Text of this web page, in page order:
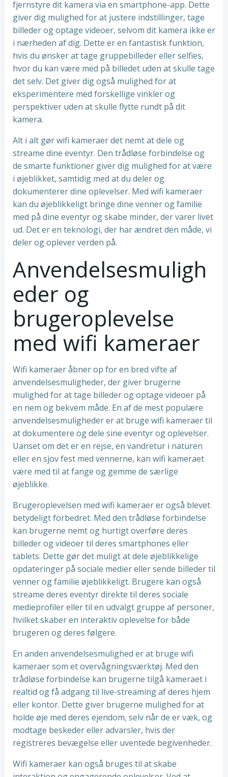
fjernstyre dit kamera via en smartphone-app. Dette
giver dig mulighed for at justere indstillinger, tage
billeder og optage videoer, selvom dit kamera ikke er
i nærheden af dig. Dette er en fantastisk funktion,
hvis du ønsker at tage gruppebilleder eller selfies,
hvor du kan være med på billedet uden at skulle tage
det selv. Det giver dig også mulighed for at
eksperimentere med forskellige vinkler og
perspektiver uden at skulle flytte rundt på dit
kamera.
Alt i alt gør wifi kameraer det nemt at dele og
streame dine eventyr. Den trådløse forbindelse og
de smarte funktioner giver dig mulighed for at være
i øjeblikket, samtidig med at du deler og
dokumenterer dine oplevelser. Med wifi kameraer
kan du øjeblikkeligt bringe dine venner og familie
med på dine eventyr og skabe minder, der varer livet
ud. Det er en teknologi, der har ændret den måde, vi
deler og oplever verden på.
Anvendelsesmuligh
eder og
brugeroplevelse
med wifi kameraer
Wifi kameraer åbner op for en bred vifte af
anvendelsesmuligheder, der giver brugerne
mulighed for at tage billeder og optage videoer på
en nem og bekvem måde. En af de mest populære
anvendelsesmuligheder er at bruge wifi kameraer til
at dokumentere og dele sine eventyr og oplevelser.
Uanset om det er en rejse, en vandretur i naturen
eller en sjov fest med vennerne, kan wifi kameraet
være med til at fange og gemme de særlige
øjeblikke.
Brugeroplevelsen med wifi kameraer er også blevet
betydeligt forbedret. Med den trådløse forbindelse
kan brugerne nemt og hurtigt overføre deres
billeder og videoer til deres smartphones eller
tablets. Dette gør det muligt at dele øjeblikkelige
opdateringer på sociale medier eller sende billeder til
venner og familie øjeblikkeligt. Brugere kan også
streame deres eventyr direkte til deres sociale
medieprofiler eller til en udvalgt gruppe af personer,
hvilket skaber en interaktiv oplevelse for både
brugeren og deres følgere.
En anden anvendelsesmulighed er at bruge wifi
kameraer som et overvågningsværktøj. Med den
trådløse forbindelse kan brugerne tilgå kameraet i
realtid og få adgang til live-streaming af deres hjem
eller kontor. Dette giver brugerne mulighed for at
holde øje med deres ejendom, selv når de er væk, og
modtage beskeder eller advarsler, hvis der
registreres bevægelse eller uventede begivenheder.
Wifi kameraer kan også bruges til at skabe